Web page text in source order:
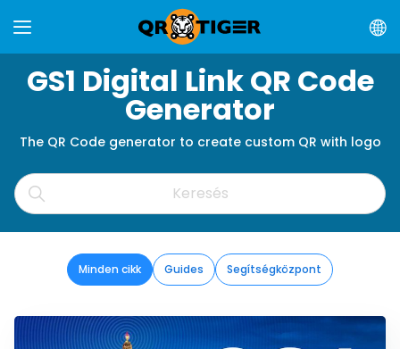
GS1 Digital Link QR Code
Generator
The QR Code generator to create custom QR with logo
Minden cikk Guides Segítségközpont